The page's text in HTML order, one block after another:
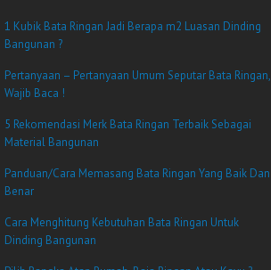
1 Kubik Bata Ringan Jadi Berapa m2 Luasan Dinding
Bangunan ?
Pertanyaan – Pertanyaan Umum Seputar Bata Ringan,
Wajib Baca !
5 Rekomendasi Merk Bata Ringan Terbaik Sebagai
Material Bangunan
Panduan/Cara Memasang Bata Ringan Yang Baik Dan
Benar
Cara Menghitung Kebutuhan Bata Ringan Untuk
Dinding Bangunan